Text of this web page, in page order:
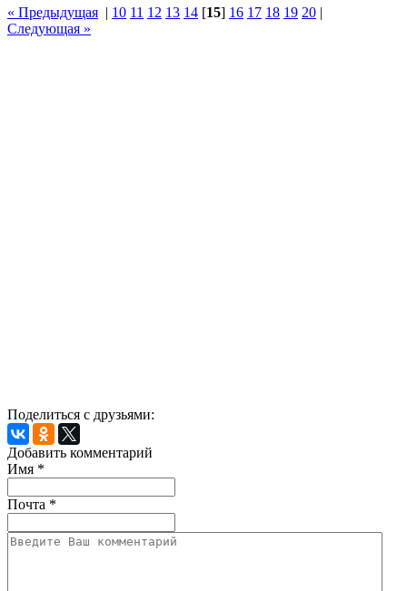
« Предыдущая | 10 11 12 13 14 [15] 16 17 18 19 20 |
Следующая »
Поделиться с друзьями:
Добавить комментарий
Имя *
Почта *